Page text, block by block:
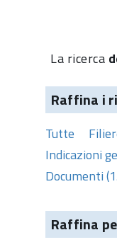
La ricerca
Raffina i
Tutte
Indicazioni
Documenti
Raffina